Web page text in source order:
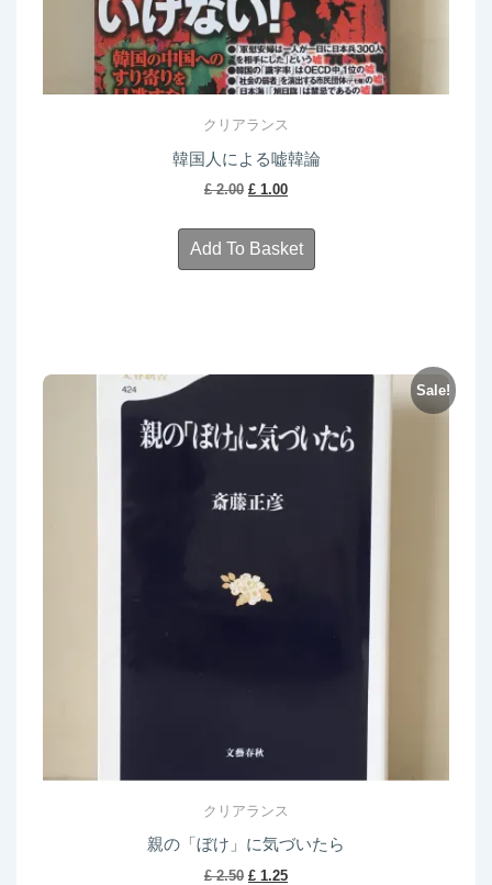
クリアランス
韓国人による嘘韓論
£2.00 Original
was:
£ 2.00.
£ 1.00Current
is:
£ 1.00.
Add To Basket
Sale!
クリアランス
親の「ぼけ」に気づいたら
£2.50 Original
£ 1.25Current